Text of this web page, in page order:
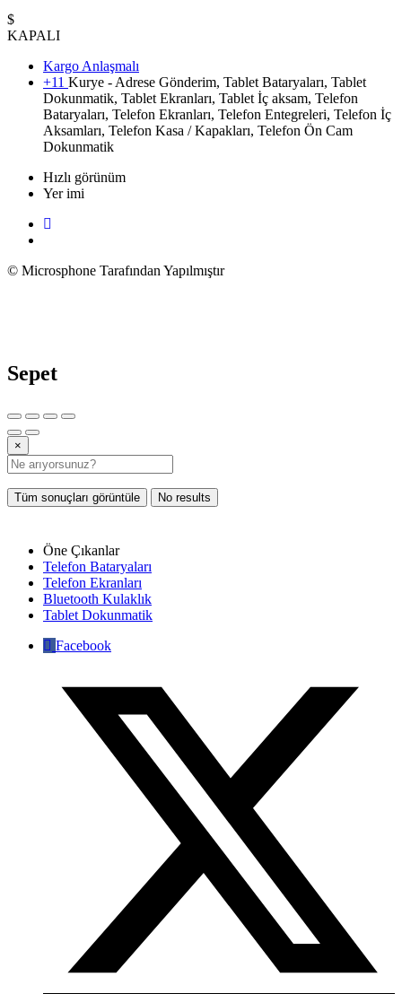
$
KAPALI
Kargo Anlaşmalı
+11 Kurye - Adrese Gönderim, Tablet Bataryaları, Tablet
Dokunmatik, Tablet Ekranları, Tablet İç aksam, Telefon
Bataryaları, Telefon Ekranları, Telefon Entegreleri, Telefon İç
Aksamları, Telefon Kasa / Kapakları, Telefon Ön Cam
Dokunmatik
Hızlı görünüm
Yer imi
© Microsphone Tarafından Yapılmıştır
Sepet
×
Tüm sonuçları görüntüle No results
Öne Çıkanlar
Telefon Bataryaları
Telefon Ekranları
Bluetooth Kulaklık
Tablet Dokunmatik
Facebook